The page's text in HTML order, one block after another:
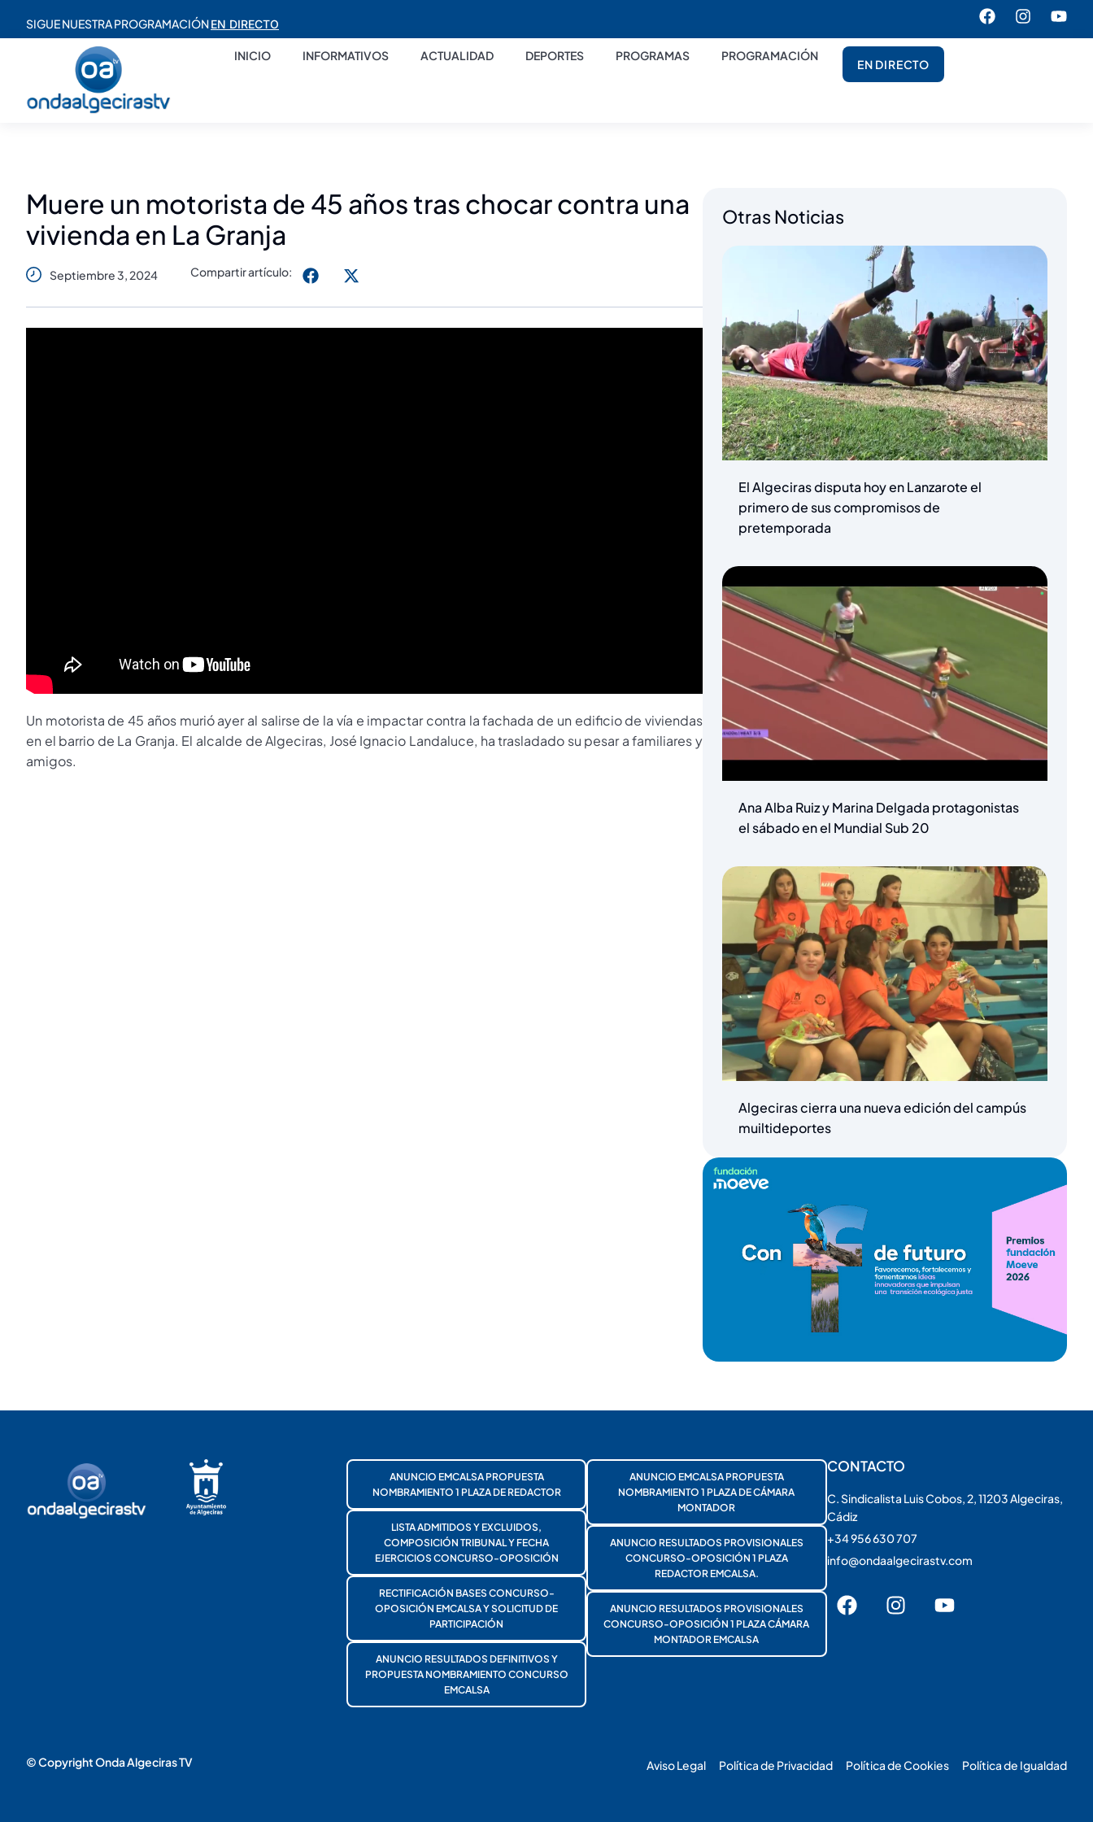
SIGUE NUESTRA PROGRAMACIÓNEN DIRECTO
INICIO INFORMATIVOS ACTUALIDAD DEPORTES PROGRAMAS PROGRAMACIÓN
EN DIRECTO
Muere un motorista de 45 años tras chocar contra una
vivienda en La Granja
Septiembre 3, 2024 Compartir artículo:
Un motorista de 45 años murió ayer al salirse de la vía e impactar contra la fachada de un edificio de viviendas
en el barrio de La Granja. El alcalde de Algeciras, José Ignacio Landaluce, ha trasladado su pesar a familiares y
amigos.
Otras Noticias
El Algeciras disputa hoy en Lanzarote el
primero de sus compromisos de
pretemporada
Ana Alba Ruiz y Marina Delgada protagonistas
el sábado en el Mundial Sub 20
Algeciras cierra una nueva edición del campús
muiltideportes
ANUNCIO EMCALSA PROPUESTA
NOMBRAMIENTO 1 PLAZA DE REDACTOR
LISTA ADMITIDOS Y EXCLUIDOS,
COMPOSICIÓN TRIBUNAL Y FECHA
EJERCICIOS CONCURSO-OPOSICIÓN
RECTIFICACIÓN BASES CONCURSO-
OPOSICIÓN EMCALSA Y SOLICITUD DE
PARTICIPACIÓN
ANUNCIO RESULTADOS DEFINITIVOS Y
PROPUESTA NOMBRAMIENTO CONCURSO
EMCALSA
ANUNCIO EMCALSA PROPUESTA
NOMBRAMIENTO 1 PLAZA DE CÁMARA
MONTADOR
ANUNCIO RESULTADOS PROVISIONALES
CONCURSO-OPOSICIÓN 1 PLAZA
REDACTOR EMCALSA.
ANUNCIO RESULTADOS PROVISIONALES
CONCURSO-OPOSICIÓN 1 PLAZA CÁMARA
MONTADOR EMCALSA
CONTACTO
C. Sindicalista Luis Cobos, 2, 11203 Algeciras,
Cádiz
+34 956 630 707
info@ondaalgecirastv.com
© Copyright Onda Algeciras TV Aviso Legal Política de Privacidad Política de Cookies Política de Igualdad